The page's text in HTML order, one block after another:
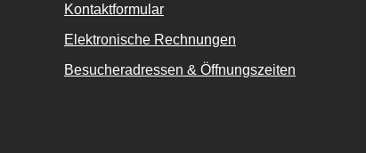
Kontaktformular
Elektronische Rechnungen
Besucheradressen & Öffnungszeiten